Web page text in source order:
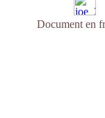
Document en